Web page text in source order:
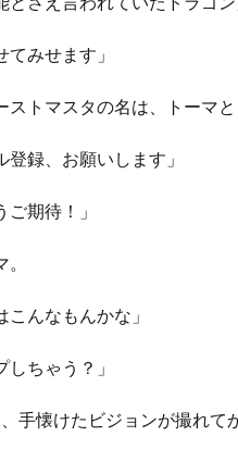
みせます」
トマスタの名は、トーマと
録、お願いします」
期待！」
んなもんかな」
ちゃう？」
手懐けたビジョンが撮れて